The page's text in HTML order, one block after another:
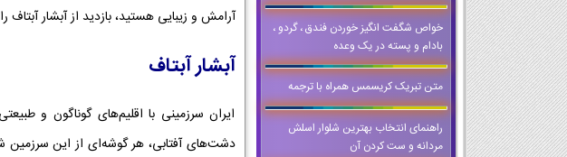
خواص شگفت انگیز خوردن فندق ، گردو ،
بادام و پسته در یک وعده
متن تبریک کریسمس همراه با ترجمه
راهنمای انتخاب بهترین شلوار اسلش
مردانه و ست کردن آن
آرامش و زیبایی هستید، بازدید از آبشار
آبشار آبتاف
ایران سرزمینی با اقلیم‌های گوناگون و
دشت‌های آفتابی، هر گوشه‌ای از این سرزمین